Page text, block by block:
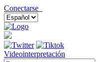
Conectarse
Videointerpretación